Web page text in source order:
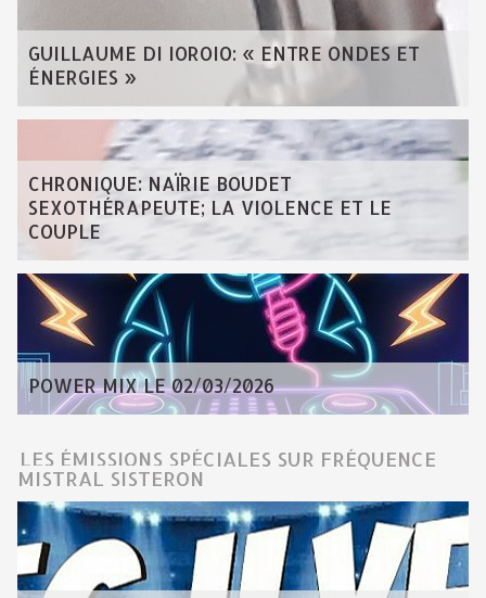
GUILLAUME DI IOROIO: « ENTRE ONDES ET
ÉNERGIES »
CHRONIQUE: NAÏRIE BOUDET
SEXOTHÉRAPEUTE; LA VIOLENCE ET LE
COUPLE
POWER MIX LE 02/03/2026
LES ÉMISSIONS SPÉCIALES SUR FRÉQUENCE
MISTRAL SISTERON